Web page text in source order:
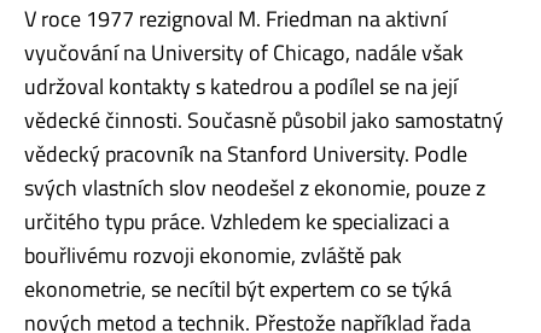
V roce 1977 rezignoval M. Friedman na aktivní
vyučování na University of Chicago, nadále však
udržoval kontakty s katedrou a podílel se na její
vědecké činnosti. Současně působil jako samostatný
vědecký pracovník na Stanford University. Podle
svých vlastních slov neodešel z ekonomie, pouze z
určitého typu práce. Vzhledem ke specializaci a
bouřlivému rozvoji ekonomie, zvláště pak
ekonometrie, se necítil být expertem co se týká
nových metod a technik. Přestože například řada